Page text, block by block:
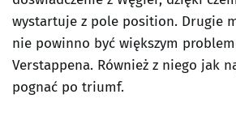
wystartuje z pole position. Drugie
nie powinno być większym
Verstappena. Również z niego jak
pognać po triumf.